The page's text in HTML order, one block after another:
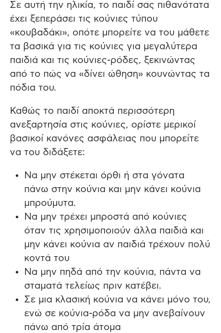
Σε αυτή την ηλικία, το παιδί σας πιθανότατα
έχει ξεπεράσει τις κούνιες τύπου
«κουβαδάκι», οπότε μπορείτε να του μάθετε
τα βασικά για τις κούνιες για μεγαλύτερα
παιδιά και τις κούνιες-ρόδες, ξεκινώντας
από το πώς να «δίνει ώθηση» κουνώντας τα
πόδια του.
Καθώς το παιδί αποκτά περισσότερη
ανεξαρτησία στις κούνιες, ορίστε μερικοί
βασικοί κανόνες ασφάλειας που μπορείτε
να του διδάξετε:
Να μην στέκεται όρθι ή στα γόνατα
πάνω στην κούνια και μην κάνει κούνια
μπρούμυτα.
Να μην τρέχει μπροστά από κούνιες
όταν τις χρησιμοποιούν άλλα παιδιά και
μην κάνει κούνια αν παιδιά τρέχουν πολύ
κοντά του
Να μην πηδά από την κούνια, πάντα να
σταματά τελείως πριν κατέβει.
Σε μια κλασική κούνια να κάνει μόνο του,
ενώ σε κούνια-ρόδα να μην ανεβαίνουν
πάνω από τρία άτομα